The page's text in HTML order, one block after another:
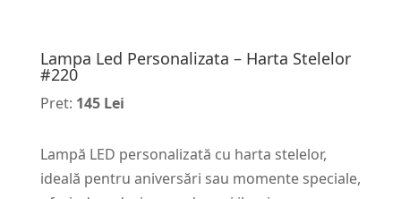
Lampa Led Personalizata – Harta Stelelor
#220
Pret: 145 Lei
Lampă LED personalizată cu harta stelelor,
ideală pentru aniversări sau momente speciale,